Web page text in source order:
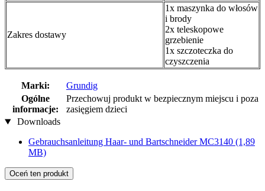
Zakres dostawy
1x maszynka do włosów
i brody
2x teleskopowe
grzebienie
1x szczoteczka do
czyszczenia
Marki:
Grundig
Ogólne
informacje:
Przechowuj produkt w bezpiecznym miejscu i poza
zasięgiem dzieci
Downloads
Gebrauchsanleitung Haar- und Bartschneider MC3140 (1,89
MB)
Oceń ten produkt